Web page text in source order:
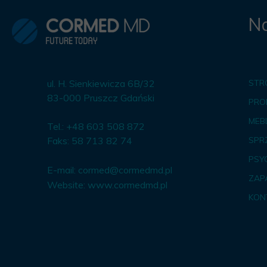
ul. H. Sienkiewicza 6B/32
83-000 Pruszcz Gdański
Tel.: +48 603 508 872
Faks: 58 713 82 74
E-mail: cormed@cormedmd.pl
Website: www.cormedmd.pl